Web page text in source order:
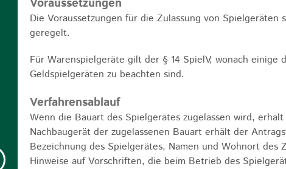
Voraussetzungen
Die Voraussetzungen für die Zulassung von
geregelt.
Für Warenspielgeräte gilt der § 14 SpielV, wonach
Geldspielgeräten zu beachten sind.
Verfahrensablauf
Wenn die Bauart des Spielgerätes zugelassen wird,
Nachbaugerät der zugelassenen Bauart erhält der
Bezeichnung des Spielgerätes, Namen und Wohnort
Hinweise auf Vorschriften, die beim Betrieb des